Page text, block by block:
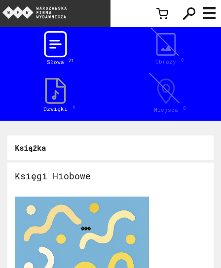
Słowa 21 Obrazy 0
Dzwięki 1 Miejsca 0
Książka
Księgi Hiobowe